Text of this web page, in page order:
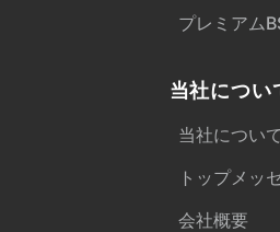
プレミアム
当社につい
当社について
トップメッ
会社概要